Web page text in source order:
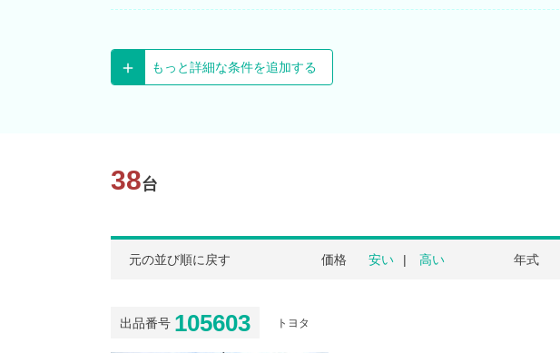
もっと詳細な条件を追加する
38台
元の並び順に戻す 価格 安い 高い 年式
出品番号 105603 トヨタ